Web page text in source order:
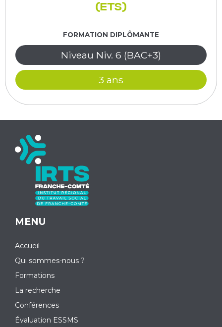
(ETS)
FORMATION DIPLÔMANTE
Niveau Niv. 6 (BAC+3)
3 ans
MENU
Accueil
Qui sommes-nous ?
Formations
La recherche
Conférences
Évaluation ESSMS